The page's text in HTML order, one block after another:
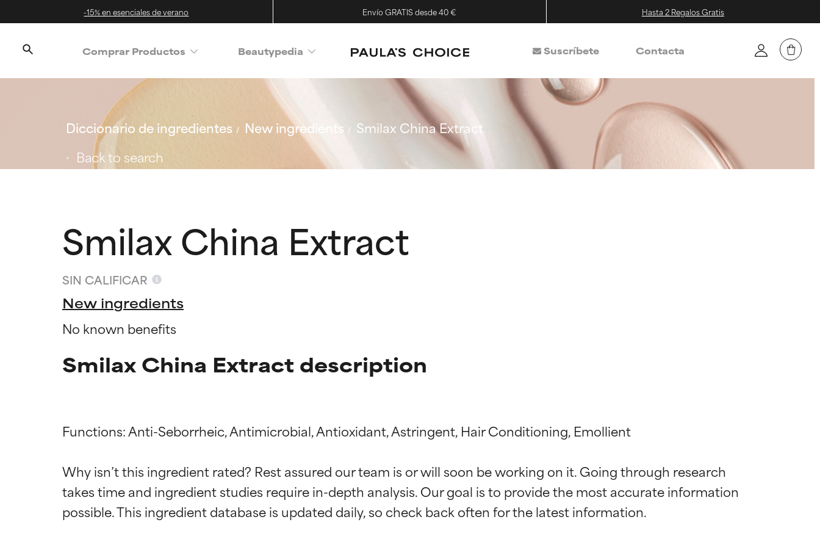
-15% en esenciales de verano Envío GRATIS desde 40 € Hasta 2 Regalos Gratis
Comprar Productos Beautypedia Suscríbete Contacta
Diccionario de ingredientes New ingredients
Smilax China Extract
Back to search
Smilax China Extract
SIN CALIFICAR
New ingredients
No known benefits
Smilax China Extract description
Functions: Anti-Seborrheic, Antimicrobial, Antioxidant, Astringent, Hair Conditioning, Emollient
Why isn’t this ingredient rated? Rest assured our team is or will soon be working on it. Going through research
takes time and ingredient studies require in-depth analysis. Our goal is to provide the most accurate information
Calificaciones de ingredientes
EXCELENTE
Calificaciones de ingredientes
EXCELENTE